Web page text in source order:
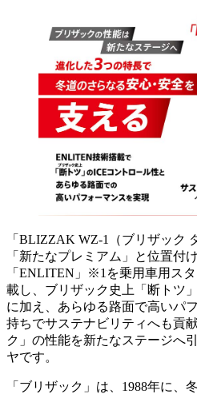
「BLIZZAK WZ-1（ブリザック
「新たなプレミアム」と位置付
「ENLITEN」※1を乗用車用ス
載し、ブリザック史上「断トツ
に加え、あらゆる路面で高いパ
持ちでサステナビリティへも貢
ク」の性能を新たなステージへ
ヤです。
「ブリザック」は、1988年に、